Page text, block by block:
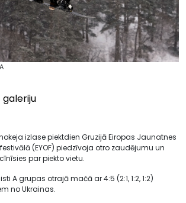
izlase piektdien Gruzijā Eiropas Jaunatnes
(EYOF) piedzīvoja otro zaudējumu un
par piekto vietu.
A grupas otrajā mačā ar 4:5 (2:1, 1:2, 1:2)
no Ukrainas.